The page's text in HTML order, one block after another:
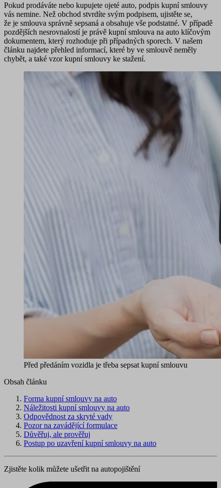
Pokud prodáváte nebo kupujete ojeté auto, podpis kupní smlouvy
vás nemine. Než obchod stvrdíte svým podpisem, ujistěte se,
že je smlouva správně sepsaná a obsahuje vše podstatné. V případě
pozdějších nesrovnalostí je právě kupní smlouva na auto klíčovým
dokumentem, který rozhoduje při případných sporech. V našem
článku najdete přehled informací, které by ve smlouvě neměly
chybět, a také vzor kupní smlouvy ke stažení.
Před předáním vozidla je třeba sepsat kupní smlouvu
Obsah článku
Forma kupní smlouvy na auto
Náležitosti kupní smlouvy na auto
Odpovědnost za skryté vady
Pozor na zavádějící formulace
Důvěřuj, ale prověřuj
Postup po uzavření kupní smlouvy na auto
Zjistěte kolik můžete ušetřit na autopojištění